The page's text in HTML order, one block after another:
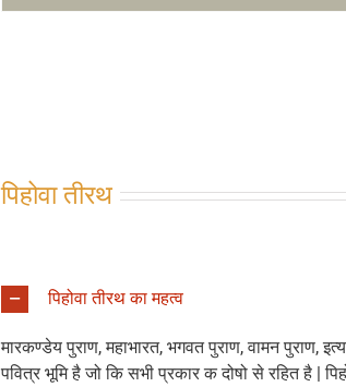
पिहोवा तीरथ
पिहोवा तीरथ का महत्व
मारकण्डेय पुराण, महाभारत, भगवत पुराण, वामन पुराण,
पवित्र भूमि है जो कि सभी प्रकार क दोषो से रहित है |